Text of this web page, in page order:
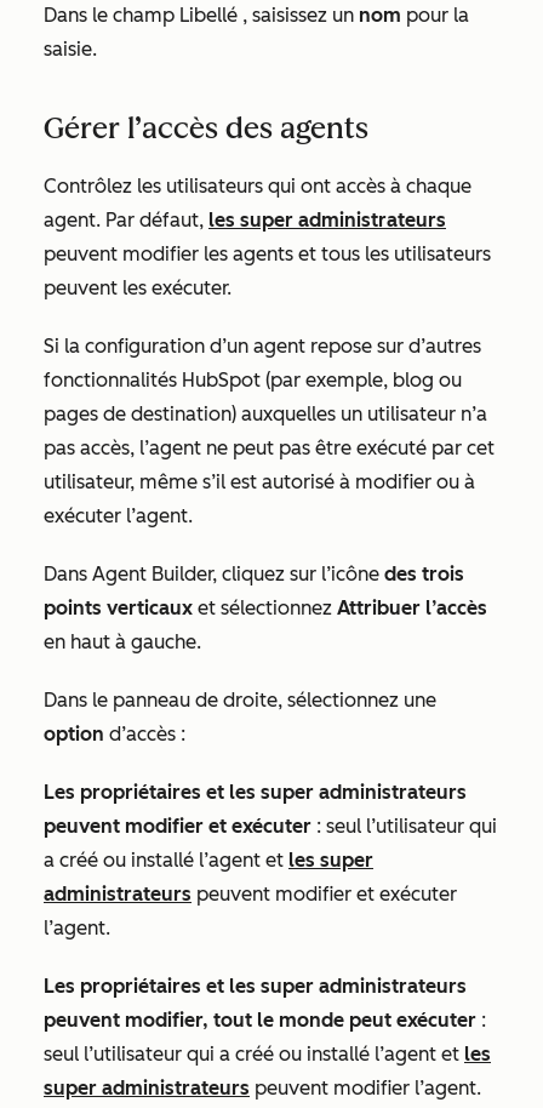
Dans le champ Libellé , saisissez un nom pour la
saisie.
Gérer l’accès des agents
Contrôlez les utilisateurs qui ont accès à chaque
agent. Par défaut, les super administrateurs
peuvent modifier les agents et tous les utilisateurs
peuvent les exécuter.
Si la configuration d’un agent repose sur d’autres
fonctionnalités HubSpot (par exemple, blog ou
pages de destination) auxquelles un utilisateur n’a
pas accès, l’agent ne peut pas être exécuté par cet
utilisateur, même s’il est autorisé à modifier ou à
exécuter l’agent.
Dans Agent Builder, cliquez sur l’icône des trois
points verticaux et sélectionnez Attribuer l’accès
en haut à gauche.
Dans le panneau de droite, sélectionnez une
option d’accès :
Les propriétaires et les super administrateurs
peuvent modifier et exécuter : seul l’utilisateur qui
a créé ou installé l’agent et les super
administrateurs peuvent modifier et exécuter
l’agent.
Les propriétaires et les super administrateurs
peuvent modifier, tout le monde peut exécuter :
seul l’utilisateur qui a créé ou installé l’agent et les
super administrateurs peuvent modifier l’agent.